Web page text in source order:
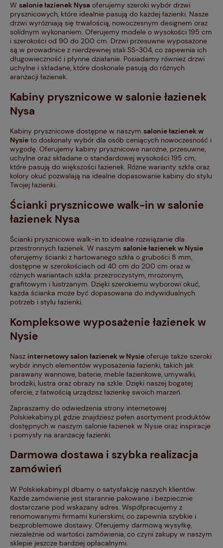
W salonie łazienek Nysa oferujemy szeroki wybór drzwi
prysznicowych, które idealnie pasują do każdej łazienki. Nasze
drzwi wyróżniają się trwałością, nowoczesnym designem oraz
solidnym wykonaniem. Oferujemy modele o wysokości 195 cm
i szerokości od 90 do 200 cm. Drzwi przesuwne wyposażone
są w prowadnice z nierdzewnej stali SS-304, co zapewnia ich
długowieczność i płynne działanie. Posiadamy również drzwi
uchylne i składane, które doskonale pasują do różnych
aranżacji łazienek.
Kabiny prysznicowe w salonie łazienek
Nysa
Kabiny prysznicowe dostępne w naszym salonie łazienek w
Nysie to doskonały wybór dla osób ceniących nowoczesność i
wygodę. Oferujemy kabiny prysznicowe narożne, przesuwne,
uchylne oraz składane o standardowej wysokości 195 cm,
które pasują do większości łazienek. Różne warianty szkła oraz
kolory okuć pozwalają na idealne dopasowanie kabiny do stylu
Twojej łazienki.
Ścianki prysznicowe walk-in w salonie
łazienek Nysa
Ścianki prysznicowe walk-in to idealne rozwiązanie dla
przestronnych łazienek. W naszym salonie łazienek w Nysie
oferujemy ścianki z hartowanego szkła o grubości 8 mm,
dostępne w szerokościach od 40 cm do 200 cm oraz w
różnych wariantach szkła: przezroczystym, mrożonym,
grafitowym i lustrzanym. Dzięki szerokiemu wyborowi okuć,
każda ścianka może być dopasowana do indywidualnych
potrzeb i stylu łazienki.
Kompleksowe wyposażenie łazienek w
Nysie
Nasz internetowy salon łazienek w Nysie oferuje także szeroki
wybór innych elementów wyposażenia łazienki, takich jak
parawany wannowe, baterie, meble łazienkowe, umywalki,
brodziki, lustra oraz obrazy na szkle. Dzięki naszej bogatej
ofercie, z łatwością urządzisz łazienkę swoich marzeń.
Zapraszamy do odwiedzenia strony internetowej
Polskiekabiny.pl, gdzie znajdziesz pełen asortyment produktów
dostępnych w naszym salonie łazienek w Nysie oraz inspiracje
i pomysły na aranżację łazienki.
Darmowa dostawa i szybka realizacja
zamówień
W Polskiekabiny.pl dbamy o satysfakcję naszych klientów.
Każde zamówienie jest starannie pakowane i bezpiecznie
dostarczane pod wskazany adres. Współpracujemy z
renomowanymi firmami kurierskimi, co zapewnia szybkie i
bezproblemowe dostawy. Oferujemy darmową wysyłkę,
niezależnie od wartości zamówienia, co czyni zakupy w naszym
sklepie jeszcze bardziej opłacalnymi.